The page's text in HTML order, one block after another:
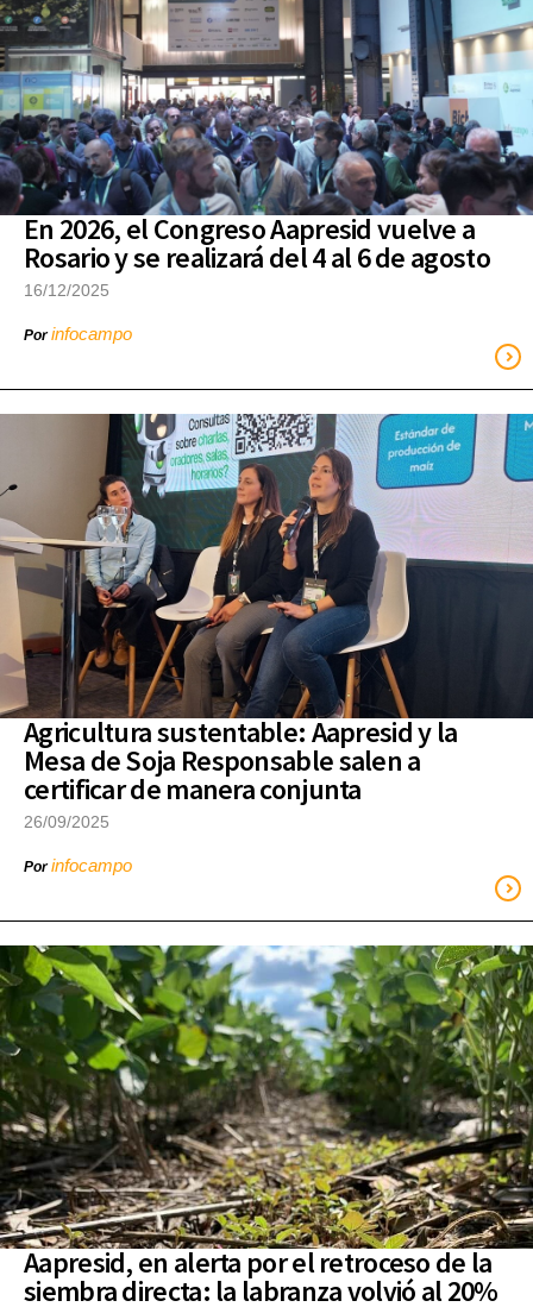
En 2026, el Congreso Aapresid vuelve a
Rosario y se realizará del 4 al 6 de agosto
16/12/2025
Porinfocampo
Agricultura sustentable: Aapresid y la
Mesa de Soja Responsable salen a
certificar de manera conjunta
26/09/2025
Porinfocampo
Aapresid, en alerta por el retroceso de la
siembra directa: la labranza volvió al 20%